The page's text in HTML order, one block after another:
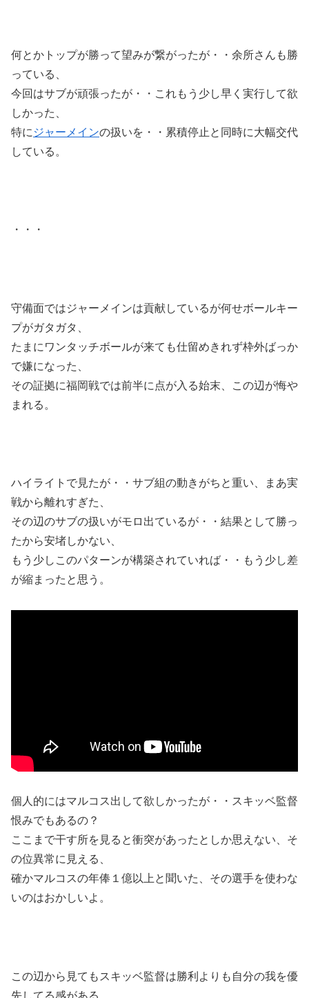
何とかトップが勝って望みが繋がったが・・余所さんも勝
っている、
今回はサブが頑張ったが・・これもう少し早く実行して欲
しかった、
特に ジャーメインの扱いを・・累積停止と同時に大幅交代
している。
・・・
守備面ではジャーメインは貢献しているが何せボールキー
プがガタガタ、
たまにワンタッチボールが来ても仕留めきれず枠外ばっか
で嫌になった、
その証拠に福岡戦では前半に点が入る始末、この辺が悔や
まれる。
ハイライトで見たが・・サブ組の動きがちと重い、まあ実
戦から離れすぎた、
その辺のサブの扱いがモロ出ているが・・結果として勝っ
たから安堵しかない、
もう少しこのパターンが構築されていれば・・もう少し差
が縮まったと思う。
個人的にはマルコス出して欲しかったが・・スキッベ監督
恨みでもあるの？
ここまで干す所を見ると衝突があったとしか思えない、そ
の位異常に見える、
確かマルコスの年俸１億以上と聞いた、その選手を使わな
いのはおかしいよ。
この辺から見てもスキッベ監督は勝利よりも自分の我を優
先してる感がある、